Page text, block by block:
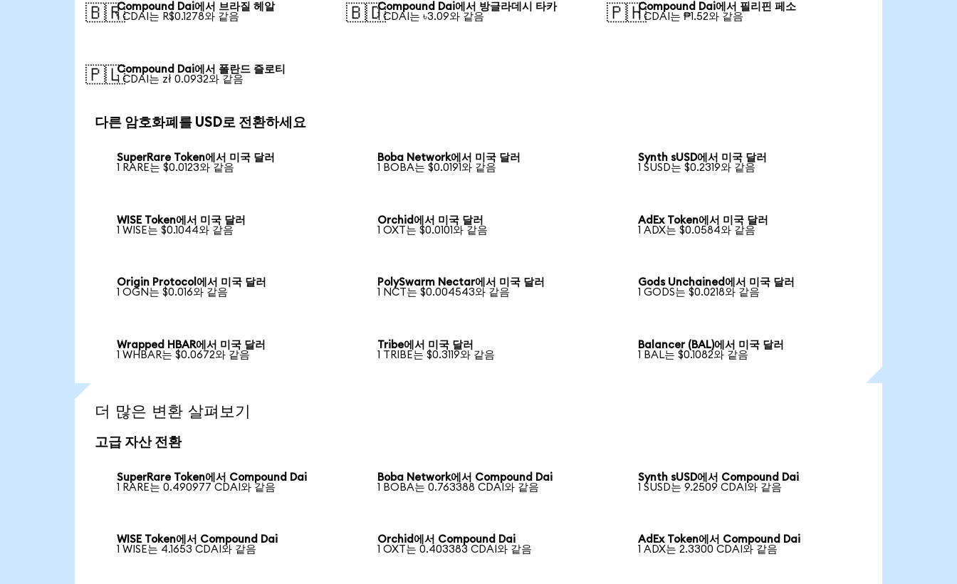
🇧🇷Compound Dai에서 브라질 헤알
1 CDAI는 R$0.1278와 같음
🇧🇩Compound Dai에서 방글라데시 타카
1 CDAI는 ৳3.09와 같음
🇵🇭Compound Dai에서 필리핀 페소
1 CDAI는 ₱1.52와 같음
🇵🇱Compound Dai에서 폴란드 즐로티
1 CDAI는 zł 0.0932와 같음
다른 암호화폐를 USD로 전환하세요
SuperRare Token에서 미국 달러
1 RARE는 $0.0123와 같음
Boba Network에서 미국 달러
1 BOBA는 $0.0191와 같음
Synth sUSD에서 미국 달러
1 SUSD는 $0.2319와 같음
WISE Token에서 미국 달러
1 WISE는 $0.1044와 같음
Orchid에서 미국 달러
1 OXT는 $0.0101와 같음
AdEx Token에서 미국 달러
1 ADX는 $0.0584와 같음
Origin Protocol에서 미국 달러
1 OGN는 $0.016와 같음
PolySwarm Nectar에서 미국 달러
1 NCT는 $0.004543와 같음
Gods Unchained에서 미국 달러
1 GODS는 $0.0218와 같음
Wrapped HBAR에서 미국 달러
1 WHBAR는 $0.0672와 같음
Tribe에서 미국 달러
1 TRIBE는 $0.3119와 같음
Balancer (BAL)에서 미국 달러
1 BAL는 $0.1082와 같음
더 많은 변환 살펴보기
고급 자산 전환
SuperRare Token에서 Compound Dai
1 RARE는 0.490977 CDAI와 같음
Boba Network에서 Compound Dai
1 BOBA는 0.763388 CDAI와 같음
Synth sUSD에서 Compound Dai
1 SUSD는 9.2509 CDAI와 같음
WISE Token에서 Compound Dai
1 WISE는 4.1653 CDAI와 같음
Orchid에서 Compound Dai
1 OXT는 0.403383 CDAI와 같음
AdEx Token에서 Compound Dai
1 ADX는 2.3300 CDAI와 같음